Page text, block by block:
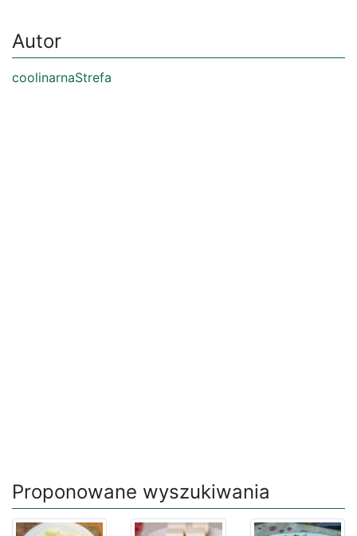
Autor
coolinarnaStrefa
Proponowane wyszukiwania